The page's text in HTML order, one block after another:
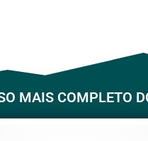
MAIS COMPLETO